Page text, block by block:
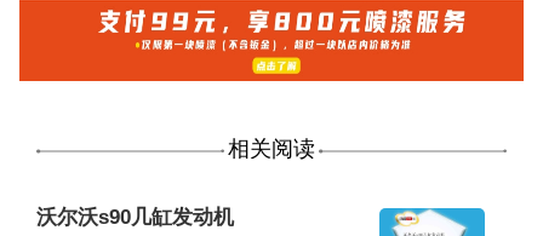
相关阅读
沃尔沃s90几缸发动机